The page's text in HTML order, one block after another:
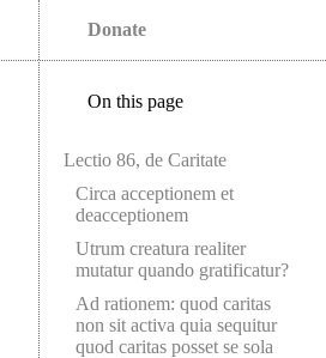
Donate
On this page
Lectio 86, de Caritate
Circa acceptionem et
deacceptionem
Utrum creatura realiter
mutatur quando gratificatur?
Ad rationem: quod caritas
non sit activa quia sequitur
quod caritas posset se sola